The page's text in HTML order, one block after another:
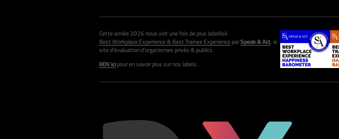
Cette année 2026 nous voit une fois de plus labellisé
Best Workplace Experience & Best Trainee ExperienceparSpeak & Act, le
site d’évaluation d’organismes privés & publics.
RDV icipour en savoir plus sur nos labels.